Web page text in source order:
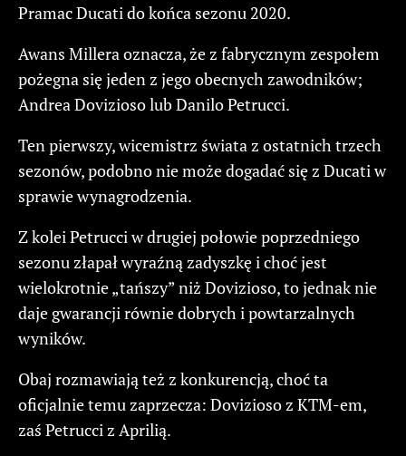
Pramac Ducati do końca sezonu 2020.
Awans Millera oznacza, że z fabrycznym zespołem
pożegna się jeden z jego obecnych zawodników;
Andrea Dovizioso lub Danilo Petrucci.
Ten pierwszy, wicemistrz świata z ostatnich trzech
sezonów, podobno nie może dogadać się z Ducati w
sprawie wynagrodzenia.
Z kolei Petrucci w drugiej połowie poprzedniego
sezonu złapał wyraźną zadyszkę i choć jest
wielokrotnie „tańszy” niż Dovizioso, to jednak nie
daje gwarancji równie dobrych i powtarzalnych
wyników.
Obaj rozmawiają też z konkurencją, choć ta
oficjalnie temu zaprzecza: Dovizioso z KTM-em,
zaś Petrucci z Aprilią.